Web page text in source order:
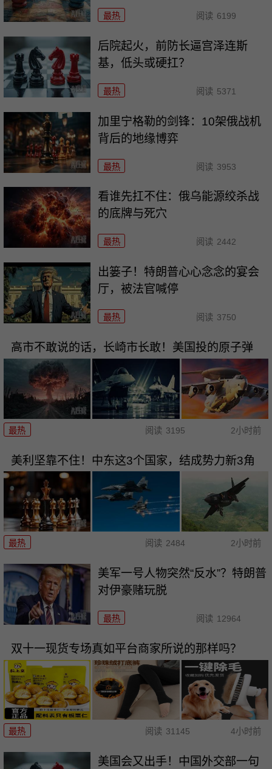
最热 阅读 6199
后院起火，前防长逼宫泽连斯
基，低头或硬扛？
最热 阅读 5371
加里宁格勒的剑锋：10架俄战机
背后的地缘博弈
最热 阅读 3953
看谁先扛不住：俄乌能源绞杀战
的底牌与死穴
最热 阅读 2442
出篓子！特朗普心心念念的宴会
厅，被法官喊停
最热 阅读 3750
高市不敢说的话，长崎市长敢！美国投的原子弹
最热 阅读 3195 2小时前
美利坚靠不住！中东这3个国家，结成势力新3角
最热 阅读 2484 2小时前
美军一号人物突然“反水”？特朗普
对伊豪赌玩脱
最热 阅读 12964
双十一现货专场真如平台商家所说的那样吗？
最热 阅读 31145 4小时前
美国会又出手！中国外交部一句